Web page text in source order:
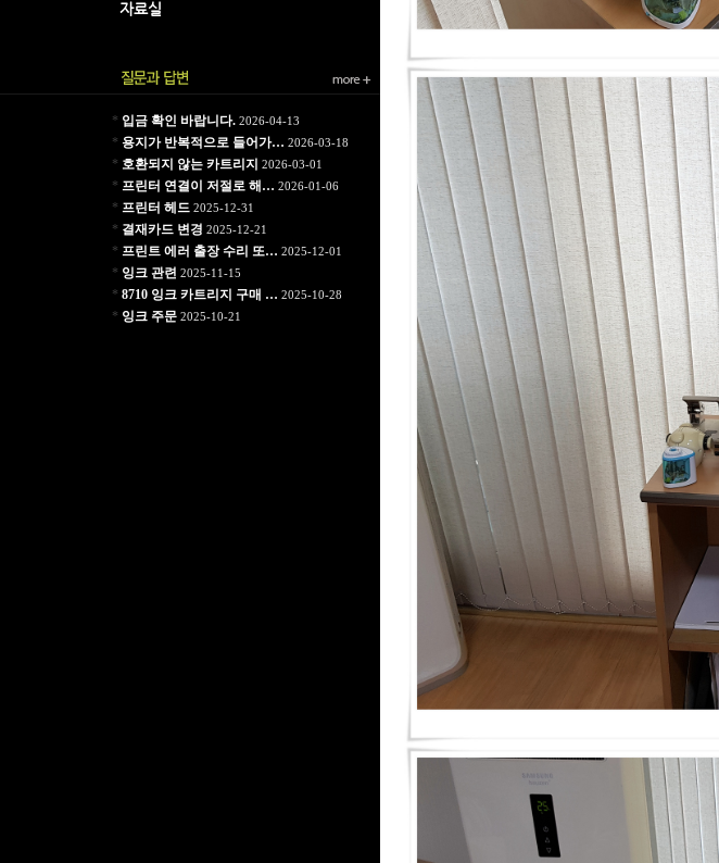
* 입금 확인 바랍니다.2026-04-13
* 용지가 반복적으로 들어가… 2026-03-18
* 호환되지 않는 카트리지 2026-03-01
* 프린터 연결이 저절로 해… 2026-01-06
* 프린터 헤드 2025-12-31
* 결재카드 변경 2025-12-21
* 프린트 에러 출장 수리 또… 2025-12-01
* 잉크 관련 2025-11-15
* 8710 잉크 카트리지 구매 … 2025-10-28
* 잉크 주문2025-10-21